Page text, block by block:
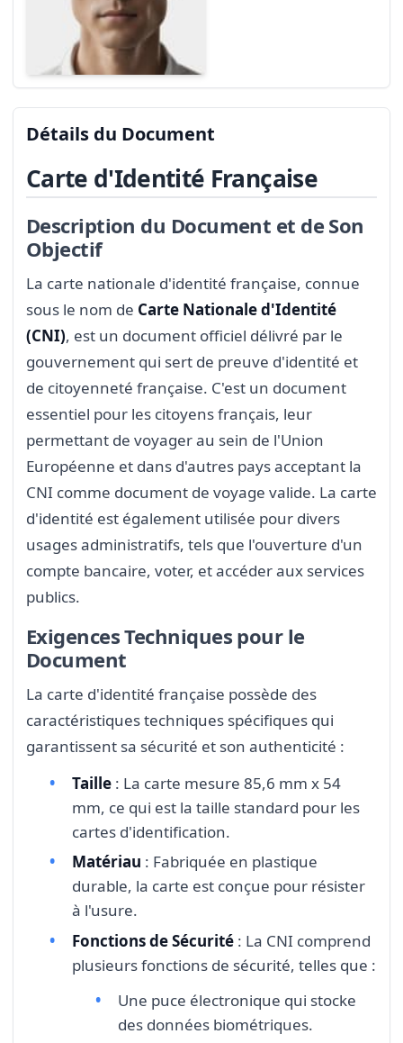
Détails du Document
Carte d'Identité Française
Description du Document et de Son
Objectif
La carte nationale d'identité française, connue
sous le nom de Carte Nationale d'Identité
(CNI), est un document officiel délivré par le
gouvernement qui sert de preuve d'identité et
de citoyenneté française. C'est un document
essentiel pour les citoyens français, leur
permettant de voyager au sein de l'Union
Européenne et dans d'autres pays acceptant la
CNI comme document de voyage valide. La carte
d'identité est également utilisée pour divers
usages administratifs, tels que l'ouverture d'un
compte bancaire, voter, et accéder aux services
publics.
Exigences Techniques pour le
Document
La carte d'identité française possède des
caractéristiques techniques spécifiques qui
garantissent sa sécurité et son authenticité :
Taille : La carte mesure 85,6 mm x 54
mm, ce qui est la taille standard pour les
cartes d'identification.
Matériau : Fabriquée en plastique
durable, la carte est conçue pour résister
à l'usure.
Fonctions de Sécurité : La CNI comprend
plusieurs fonctions de sécurité, telles que :
Une puce électronique qui stocke
des données biométriques.